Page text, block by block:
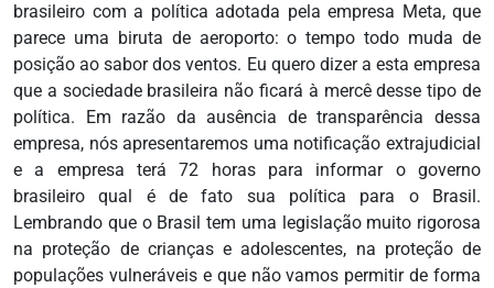
brasileiro com a política adotada pela empresa Meta, que
parece uma biruta de aeroporto: o tempo todo muda de
posição ao sabor dos ventos. Eu quero dizer a esta empresa
que a sociedade brasileira não ficará à mercê desse tipo de
política. Em razão da ausência de transparência dessa
empresa, nós apresentaremos uma notificação extrajudicial
e a empresa terá 72 horas para informar o governo
brasileiro qual é de fato sua política para o Brasil.
Lembrando que o Brasil tem uma legislação muito rigorosa
na proteção de crianças e adolescentes, na proteção de
populações vulneráveis e que não vamos permitir de forma